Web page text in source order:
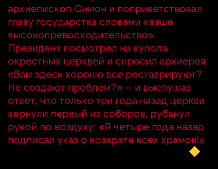
архиепископ Симон и поприветствовал
главу государства словами «ваше
высокопревосходительство».
Президент посмотрел на купола
окрестных церквей и спросил архиерея:
«Вам здесь хорошо все реставрируют?
Не создают проблем?» — и выслушав
ответ, что только три года назад церкви
вернули первый из соборов, рубанул
рукой по воздуху: «Я четыре года назад
подписал указ о возврате всех храмов!»